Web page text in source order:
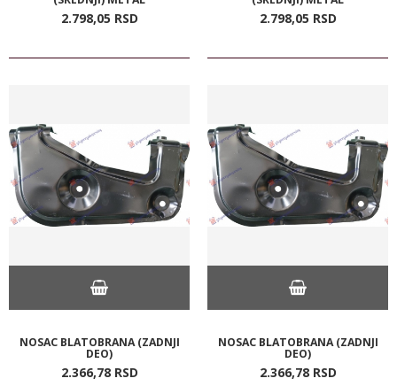
2.798,05 RSD 2.798,05 RSD
NOSAC BLATOBRANA (ZADNJI
DEO)
2.366,78 RSD
NOSAC BLATOBRANA (ZADNJI
DEO)
2.366,78 RSD